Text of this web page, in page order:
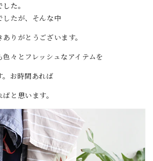
た。
たが、そんな中
りがとうございます。
々とフレッシュなアイテムを
。お時間あれば
と思います。